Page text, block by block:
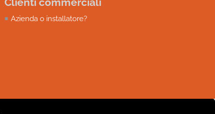
Azienda o installatore?